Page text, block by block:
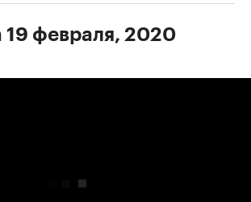
19 февраля, 2020